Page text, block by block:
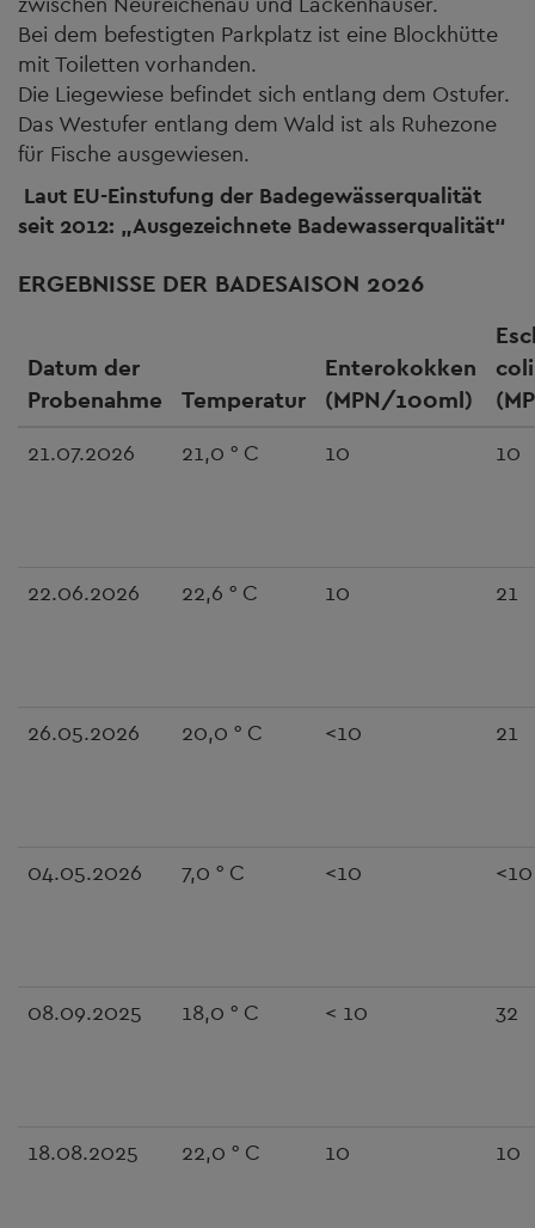
Bei dem befestigten Parkplatz ist eine Blockhütte
mit Toiletten vorhanden.
Die Liegewiese befindet sich entlang dem Ostufer.
Das Westufer entlang dem Wald ist als Ruhezone
für Fische ausgewiesen.
Laut EU-Einstufung der Badegewässerqualität
seit 2012: „Ausgezeichnete Badewasserqualität“
ERGEBNISSE DER BADESAISON 2026
Datum der
Probenahme
Temperatur
Enterokokken
(MPN/100ml)
coli
21.07.2026 21,0 ° C 10 10
22.06.2026 22,6 ° C 10 21
26.05.2026 20,0 ° C <10 21
04.05.2026 7,0 ° C <10 <10
08.09.2025 18,0 ° C < 10 32
18.08.2025 22,0 ° C 10 10